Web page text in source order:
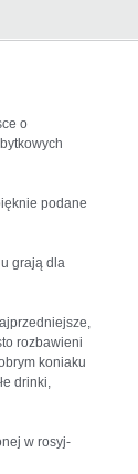
o
podane
grają dla
rozbawieni
koniaku
drinki,
w rosyj-